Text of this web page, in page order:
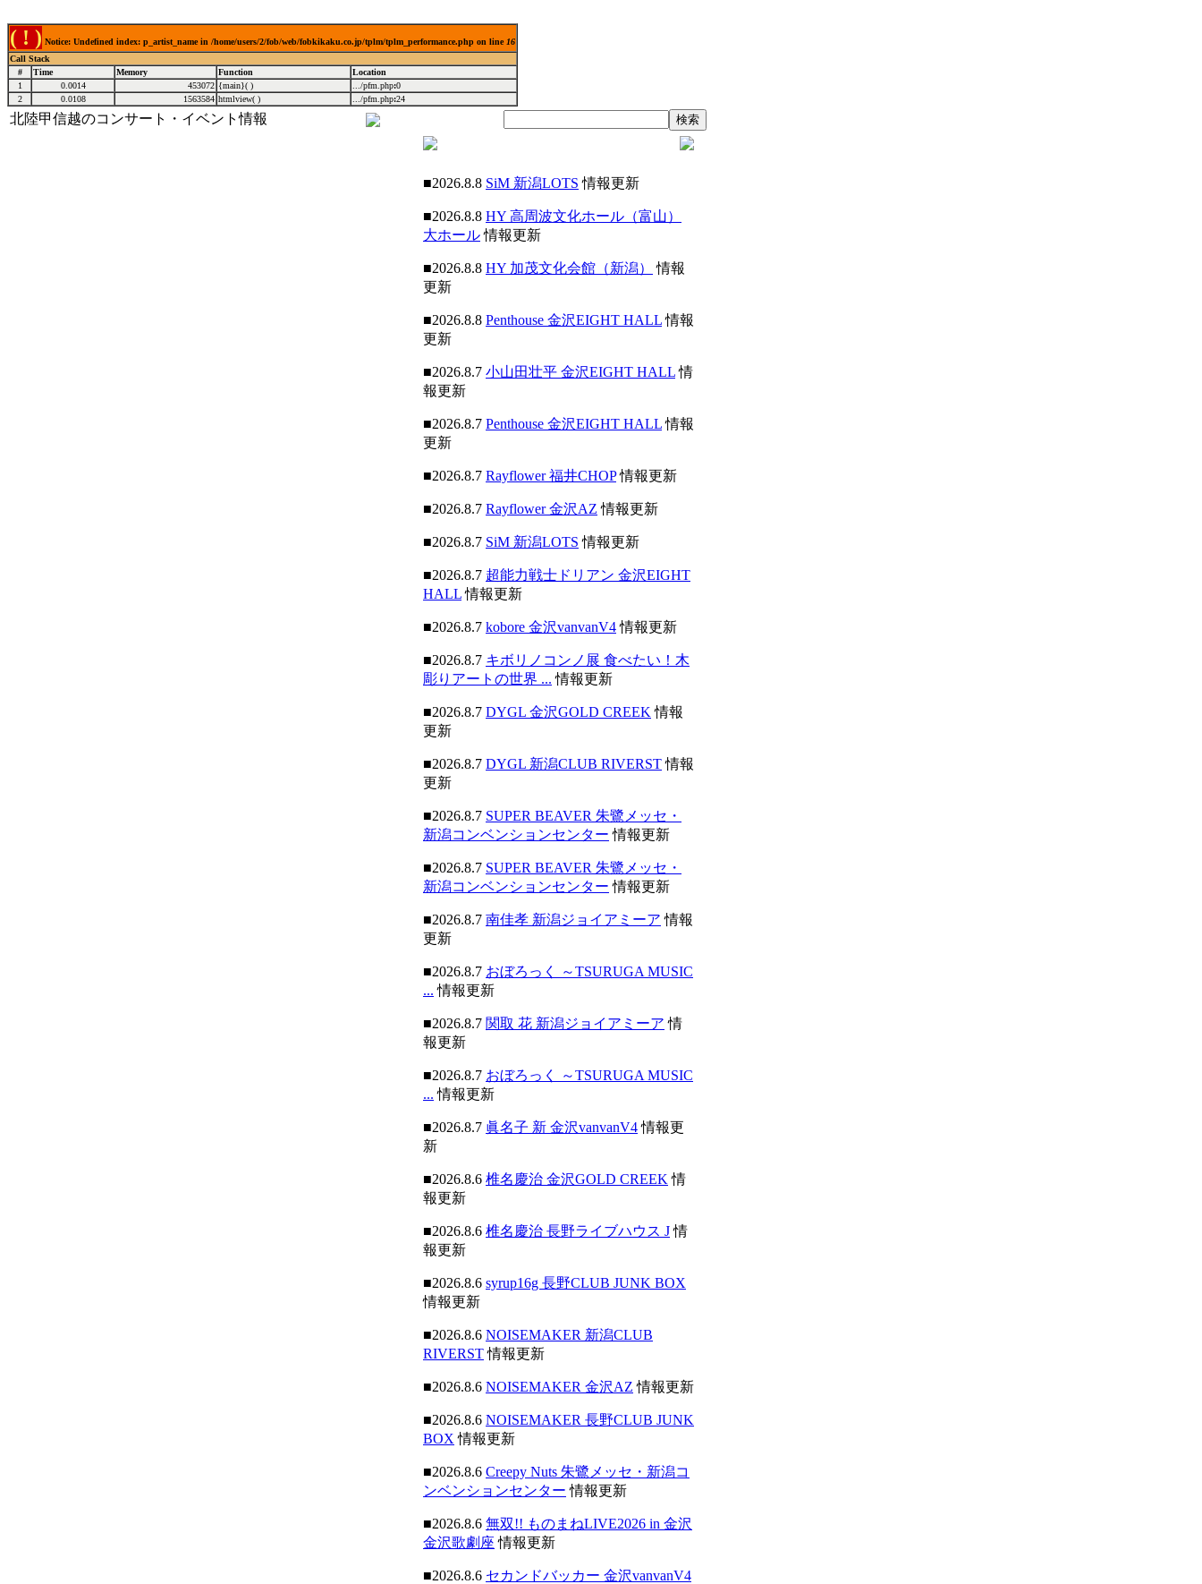
( ! ) Notice: Undefined index: p_artist_name in /home/users/2/fob/web/fobkikaku.co.jp/tplm/tplm_performance.php on line 16
Call Stack
#
Time Memory Function
Location
1
0.0014 453072 {main}( ) .../pfm.php:0
2
0.0108 1563584 htmlview( ) .../pfm.php:24
北陸甲信越のコンサート・イベント情報
■2026.8.8 SiM 新潟LOTS 情報更新
■2026.8.8 HY 高周波文化ホール（富山）
大ホール情報更新
■2026.8.8 HY 加茂文化会館（新潟）
情報
更新
■2026.8.8 Penthouse 金沢EIGHT HALL情報
更新
■2026.8.7 小山田壮平 金沢EIGHT HALL情
報更新
■2026.8.7 Penthouse 金沢EIGHT HALL情報
更新
■2026.8.7 Rayflower 福井CHOP情報更新
■2026.8.7 Rayflower 金沢AZ 情報更新
■2026.8.7 SiM 新潟LOTS 情報更新
■2026.8.7 超能力戦士ドリアン 金沢EIGHT
HALL情報更新
■2026.8.7 kobore 金沢vanvanV4情報更新
■2026.8.7 キボリノコンノ展 食べたい！木
彫りアートの世界 ... 情報更新
■2026.8.7 DYGL 金沢GOLD CREEK 情報
更新
■2026.8.7 DYGL 新潟CLUB RIVERST情報
更新
■2026.8.7 SUPER BEAVER 朱鷺メッセ・
新潟コンベンションセンター 情報更新
■2026.8.7 SUPER BEAVER 朱鷺メッセ・
新潟コンベンションセンター 情報更新
■2026.8.7 南佳孝 新潟ジョイアミーア 情報
更新
■2026.8.7 おぼろっく ～TSURUGA MUSIC
... 情報更新
■2026.8.7 関取 花 新潟ジョイアミーア 情
報更新
■2026.8.7 おぼろっく ～TSURUGA MUSIC
... 情報更新
■2026.8.7 眞名子 新 金沢vanvanV4情報更
新
■2026.8.6 椎名慶治 金沢GOLD CREEK 情
報更新
■2026.8.6 椎名慶治 長野ライブハウス J情
報更新
■2026.8.6 syrup16g 長野CLUB JUNK BOX
情報更新
■2026.8.6 NOISEMAKER 新潟CLUB
RIVERST情報更新
■2026.8.6 NOISEMAKER 金沢AZ 情報更新
■2026.8.6 NOISEMAKER 長野CLUB JUNK
BOX 情報更新
■2026.8.6 Creepy Nuts 朱鷺メッセ・新潟コ
ンベンションセンター 情報更新
■2026.8.6 無双!! ものまねLIVE2026 in 金沢
金沢歌劇座 情報更新
■2026.8.6 セカンドバッカー 金沢vanvanV4